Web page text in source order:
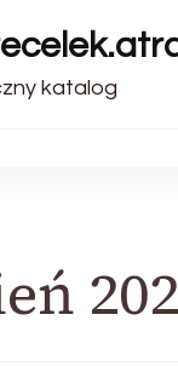
katalog